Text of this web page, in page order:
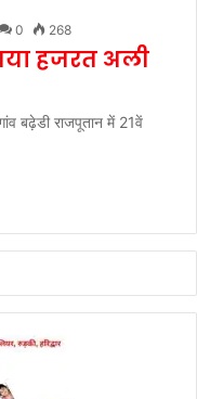
0 268
हजरत अली
बढ़ेडी राजपूतान में 21वें